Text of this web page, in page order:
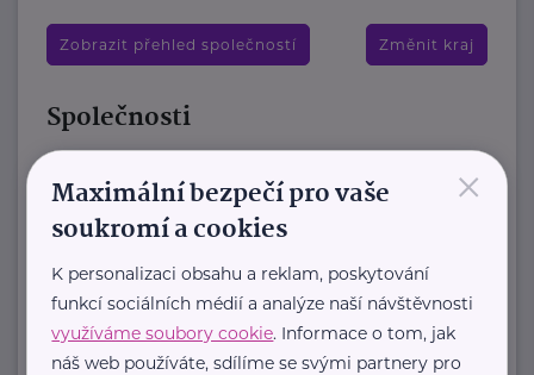
Zobrazit přehled společností Změnit kraj
Společnosti
Veliký Brázdim 9 Mratín
Zařízení „Brázdimský statek“ nabízí
luxusní ubytování aktivním seniorům
již od čerstvého důchodového věku
v samostatných ...
×
Maximální bezpečí pro vaše
soukromí a cookies
K personalizaci obsahu a reklam, poskytování
funkcí sociálních médií a analýze naší návštěvnosti
využíváme soubory cookie. Informace o tom, jak
náš web používáte, sdílíme se svými partnery pro